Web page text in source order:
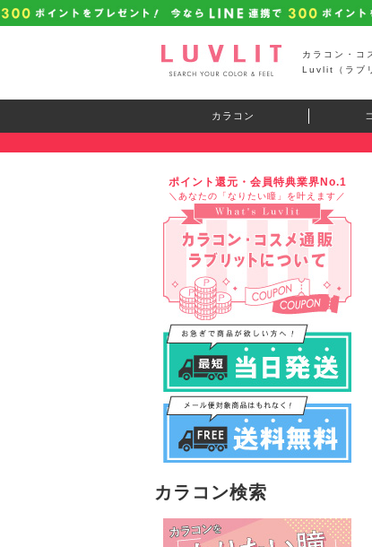
カラコン・コ
Luvlit（ラブ
カラコン
ポイント還元・会員特典業界No.1
＼あなたの「なりたい瞳」を叶えます／
カラコン検索